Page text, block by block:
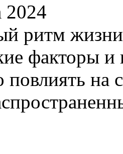
2024
ритм
факторы
повлиять